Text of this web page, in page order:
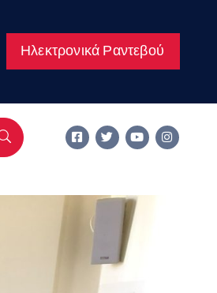
Ηλεκτρονικά Ραντεβού